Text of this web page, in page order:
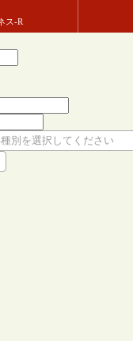
ス-R
別を選択してください
てください